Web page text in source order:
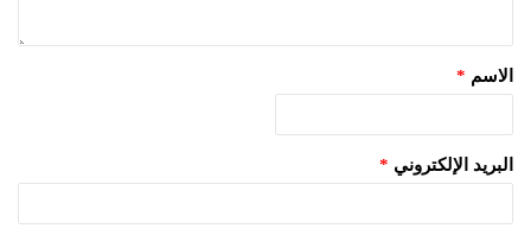
الاسم *
البريد الإلكتروني *